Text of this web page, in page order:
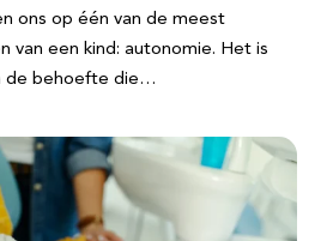
ons op één van de meest
van een kind: autonomie. Het is
de behoefte die…